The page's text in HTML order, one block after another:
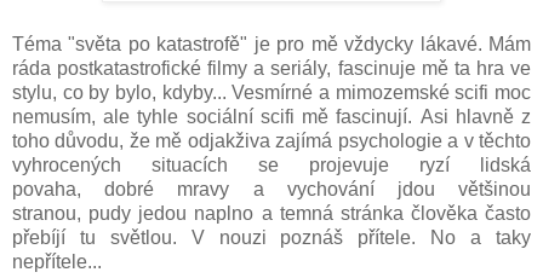
Téma "světa po katastrofě" je pro mě vždycky lákavé. Mám
ráda postkatastrofické filmy a seriály, fascinuje mě ta hra ve
stylu, co by bylo, kdyby... Vesmírné a mimozemské scifi moc
nemusím, ale tyhle sociální scifi mě fascinují. Asi hlavně z
toho důvodu, že mě odjakživa zajímá psychologie a v těchto
vyhrocených situacích se projevuje ryzí lidská
povaha, dobré mravy a vychování jdou většinou
stranou, pudy jedou naplno a temná stránka člověka často
přebíjí tu světlou. V nouzi poznáš přítele. No a taky
nepřítele...